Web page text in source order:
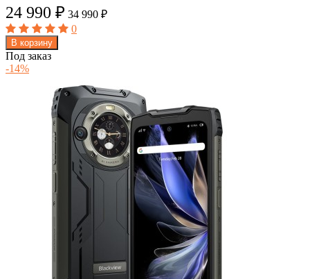
24 990 ₽ 34 990 ₽
0
В корзину
Под заказ
-14%